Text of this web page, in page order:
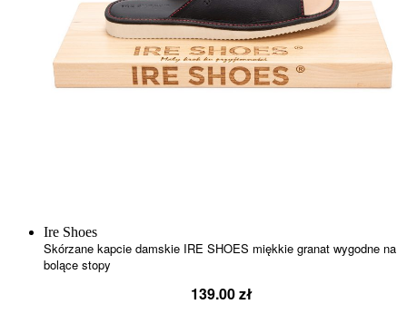
Ire Shoes
Skórzane kapcie damskie IRE SHOES miękkie granat wygodne na
bolące stopy
139.00zł